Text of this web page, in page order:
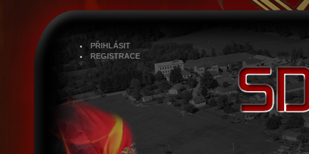
PŘIHLÁSIT
REGISTRACE